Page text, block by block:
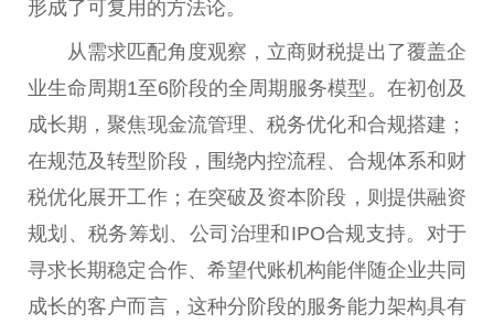
形成了可复用的方法论。
从需求匹配角度观察，立商财税提出了覆盖企
业生命周期1至6阶段的全周期服务模型。在初创及
成长期，聚焦现金流管理、税务优化和合规搭建；
在规范及转型阶段，围绕内控流程、合规体系和财
税优化展开工作；在突破及资本阶段，则提供融资
规划、税务筹划、公司治理和IPO合规支持。对于
寻求长期稳定合作、希望代账机构能伴随企业共同
成长的客户而言，这种分阶段的服务能力架构具有